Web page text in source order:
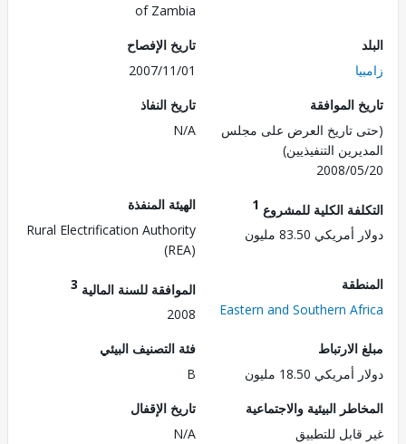
of Zambia
تاريخ الإفصاح
2007/11/01
الموافقة
تاريخ العرض على مجلس
التنفيذيين)
2008/
تاريخ النفاذ
N/A
الكلية للمشروع1
83.50 مليون
الهيئة المنفذة
Rural Electrification Authority
Eastern and Southern
الموافقة للسنة المالية3
2008
18.50 مليون
فئة التصنيف البيئي
البيئية والاجتماعية
للتطبيق
تاريخ الإقفال